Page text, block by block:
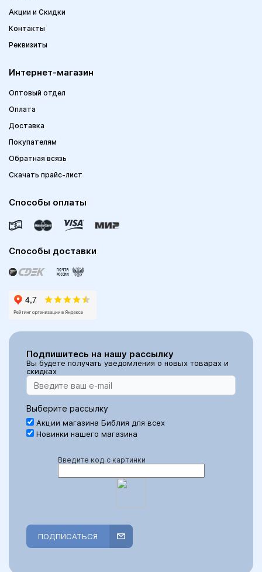
Акции и Скидки
Контакты
Реквизиты
Интернет-магазин
Оптовый отдел
Оплата
Доставка
Покупателям
Обратная всязь
Скачать прайс-лист
Способы оплаты
Способы доставки
Подпишитесь на нашу рассылку
Вы будете получать уведомления о новых товарах и
скидках
Выберите рассылку
Акции магазина Библия для всех
Новинки нашего магазина
Введите код с картинки
ПОДПИСАТЬСЯ